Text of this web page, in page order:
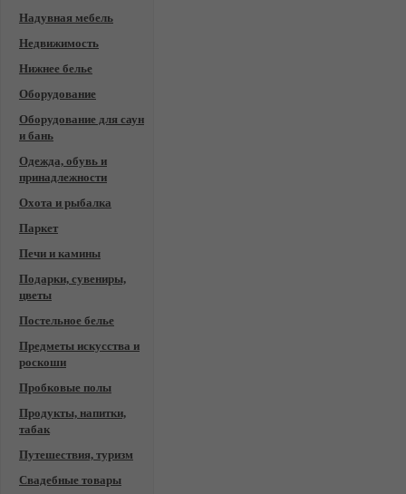
Надувная мебель
Недвижимость
Нижнее белье
Оборудование
Оборудование для саун
и бань
Одежда, обувь и
принадлежности
Охота и рыбалка
Паркет
Печи и камины
Подарки, сувениры,
цветы
Постельное белье
Предметы искусства и
роскоши
Пробковые полы
Продукты, напитки,
табак
Путешествия, туризм
Свадебные товары